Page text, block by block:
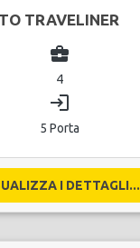
TRAVELINER
business_center
4
login
5 Porta
I DETTAGLI...